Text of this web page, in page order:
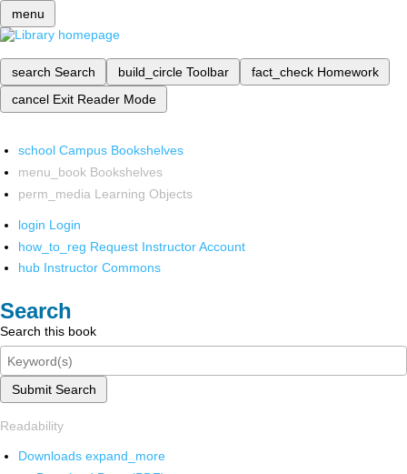
menu
search Search build_circle Toolbar fact_check Homework
cancel Exit Reader Mode
school Campus Bookshelves
menu_book Bookshelves
perm_media Learning Objects
login Login
how_to_reg Request Instructor Account
hub Instructor Commons
Search
Search this book
Submit Search
Readability
Downloads expand_more